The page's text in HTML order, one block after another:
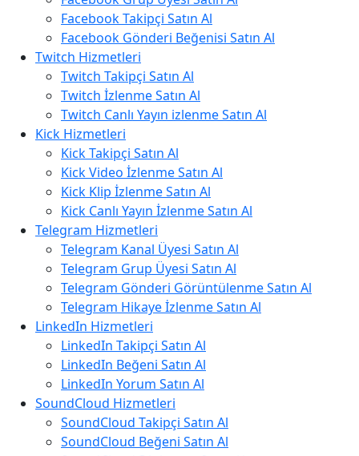
Facebook Takipçi Satın Al
Facebook Gönderi Beğenisi Satın Al
Twitch Hizmetleri
Twitch Takipçi Satın Al
Twitch İzlenme Satın Al
Twitch Canlı Yayın izlenme Satın Al
Kick Hizmetleri
Kick Takipçi Satın Al
Kick Video İzlenme Satın Al
Kick Klip İzlenme Satın Al
Kick Canlı Yayın İzlenme Satın Al
Telegram Hizmetleri
Telegram Kanal Üyesi Satın Al
Telegram Grup Üyesi Satın Al
Telegram Gönderi Görüntülenme Satın Al
Telegram Hikaye İzlenme Satın Al
LinkedIn Hizmetleri
LinkedIn Takipçi Satın Al
LinkedIn Beğeni Satın Al
LinkedIn Yorum Satın Al
SoundCloud Hizmetleri
SoundCloud Takipçi Satın Al
SoundCloud Beğeni Satın Al